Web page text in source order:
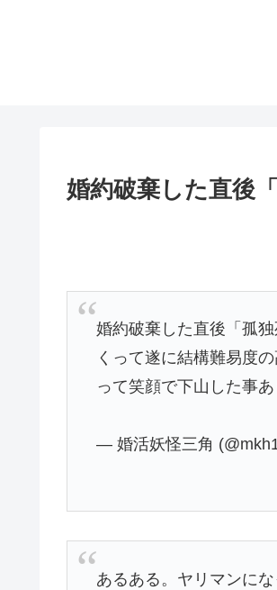
婚約破棄した直後
婚約破棄した直後「孤
くって遂に結構難易度
って笑顔で下山した事あ
— 婚活妖怪三角
あるある。ヤリマンに